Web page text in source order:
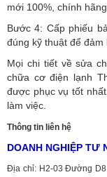
mới 100%, chính
Bước 4: Cấp phiếu
đúng kỹ thuật để
Mọi chi tiết về sửa
chữa cơ điện lạnh
được phục vụ tốt
làm việc.
Thông tin liên hệ
DOANH NGHIỆP TƯ
Địa chỉ: H2-03 Đường